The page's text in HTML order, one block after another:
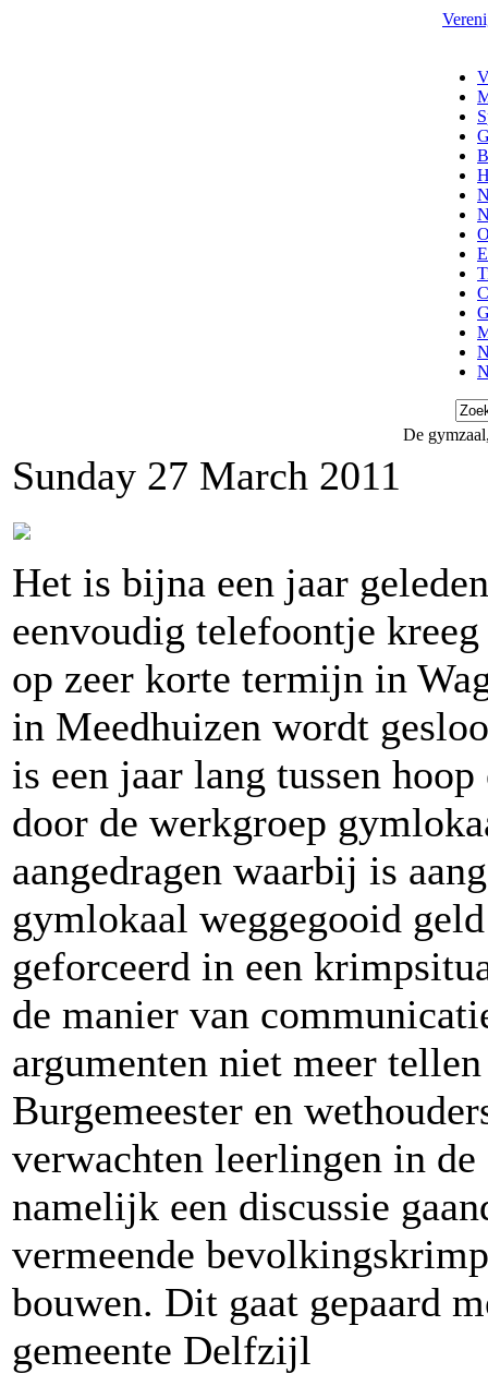
De
Sunday 27 March 2011
Het is bijna een jaar
eenvoudig telefoontje
op zeer korte termijn in
in Meedhuizen wordt
is een jaar lang tussen
door de werkgroep
aangedragen waarbij is
gymlokaal weggegooid
geforceerd in een
de manier van
argumenten niet meer
Burgemeester en
verwachten leerlingen in
namelijk een discussie
vermeende
bouwen. Dit gaat gepaard
gemeente Delfzijl